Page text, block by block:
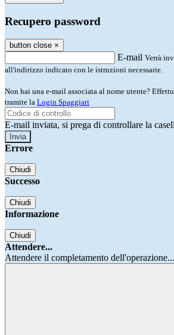
Recupero password
button close ×
E-mail Verrà
all'indirizzo indicato con le istruzioni necessarie.
Non hai una e-mail associata al nome utente?
tramite la Login Spaggiari
E-mail inviata, si prega di controllare la
Errore
Chiudi
Successo
Chiudi
Informazione
Chiudi
Attendere...
Attendere il completamento dell'operazione...